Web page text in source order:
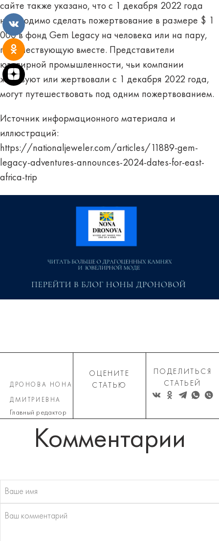
сайте также указано, что с 1 декабря 2022 года
необходимо сделать пожертвование в размере $ 1
000 в фонд Gem Legacy на человека или на пару,
путешествующую вместе. Представители
ювелирной промышленности, чьи компании
жертвуют или жертвовали с 1 декабря 2022 года,
могут путешествовать под одним пожертвованием.
Источник информационного материала и
иллюстраций:
https://nationaljeweler.com/articles/11889-gem-
legacy-adventures-announces-2024-dates-for-east-
africa-trip
ДРОНОВА НОНА
ДМИТРИЕВНА
Главный редактор
ОЦЕНИТЕ
СТАТЬЮ
ПОДЕЛИТЬСЯ
СТАТЬЕЙ
Комментарии